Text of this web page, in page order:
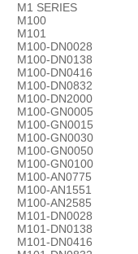
M1 SERIES
M100
M101
M100-DN0028
M100-DN0138
M100-DN0416
M100-DN0832
M100-DN2000
M100-GN0005
M100-GN0015
M100-GN0030
M100-GN0050
M100-GN0100
M100-AN0775
M100-AN1551
M100-AN2585
M101-DN0028
M101-DN0138
M101-DN0416